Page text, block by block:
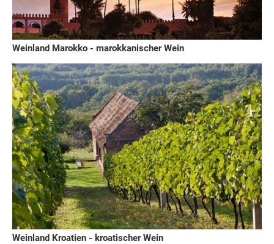
Weinland Marokko - marokkanischer Wein
Weinland Kroatien - kroatischer Wein